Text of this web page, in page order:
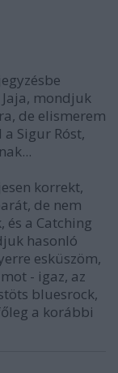
mondjuk
de elismerem
Sigur Róst,
korrekt,
de nem
és a Catching
hasonló
esküszöm,
- igaz, az
bluesrock,
a korábbi